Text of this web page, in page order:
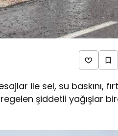
ile sel, su baskını,
şiddetli yağışlar